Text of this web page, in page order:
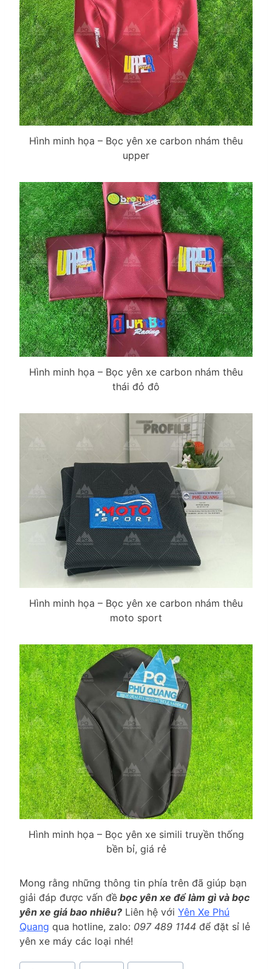
Hình minh họa – Bọc yên xe carbon nhám thêu
upper
Hình minh họa – Bọc yên xe carbon nhám thêu
thái đỏ đô
Hình minh họa – Bọc yên xe carbon nhám thêu
moto sport
Hình minh họa – Bọc yên xe simili truyền thống
bền bỉ, giá rẻ
Mong rằng những thông tin phía trên đã giúp bạn
giải đáp được vấn đề bọc yên xe để làm gì và bọc
yên xe giá bao nhiêu? Liên hệ với Yên Xe Phú
Quang qua hotline, zalo: 097 489 1144 để đặt sỉ lẻ
yên xe máy các loại nhé!
Post